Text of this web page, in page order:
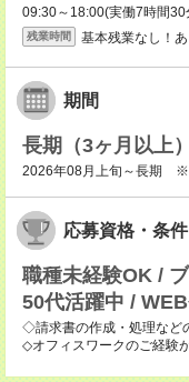
09:30～18:00(実働7時間
残業時間 基本残業なし！
期間
長期（3ヶ月以上）
2026年08月上旬～長期
応募資格・条件
職種未経験OK /
50代活躍中 /
◇請求書の作成・処理など
◇オフィスワークのご経験